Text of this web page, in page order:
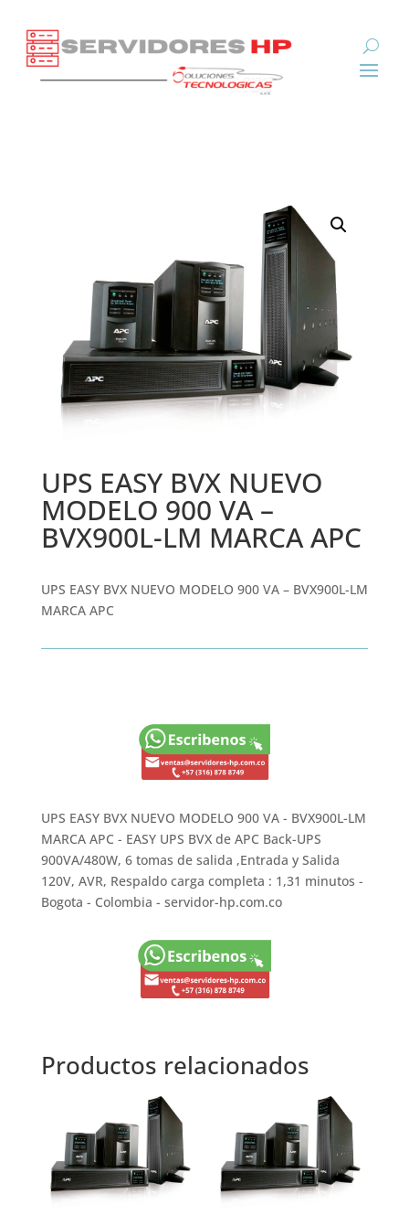
UPS EASY BVX NUEVO
MODELO 900 VA –
BVX900L-LM MARCA APC
UPS EASY BVX NUEVO MODELO 900 VA – BVX900L-LM
MARCA APC
UPS EASY BVX NUEVO MODELO 900 VA - BVX900L-LM
MARCA APC - EASY UPS BVX de APC Back-UPS
900VA/480W, 6 tomas de salida ,Entrada y Salida
120V, AVR, Respaldo carga completa : 1,31 minutos -
Bogota - Colombia - servidor-hp.com.co
Productos relacionados